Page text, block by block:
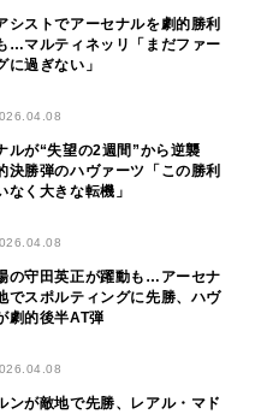
シストでアーセナルを劇的勝利
…マルティネッリ「まだファー
に過ぎない」
ルが“失望の2週間”から逆襲
勝弾のハヴァーツ「この勝利
なく大きな転機」
の守田英正が躍動も…アーセナ
でスポルティングに先勝、ハヴ
劇的後半AT弾
ンが敵地で先勝、レアル・マド